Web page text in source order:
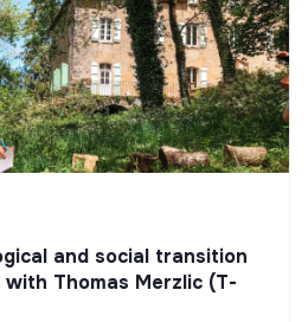
and social transition
Thomas Merzlic (T-